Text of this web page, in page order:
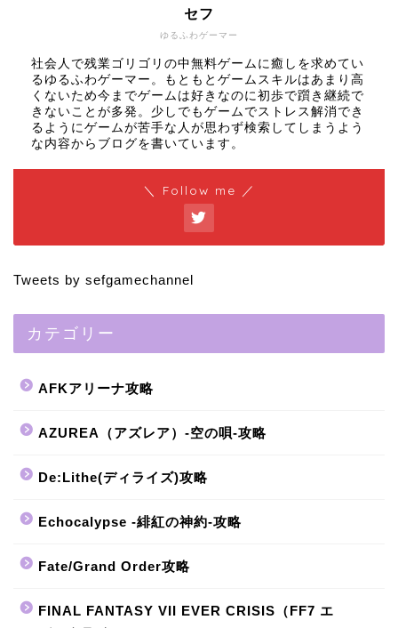
ゆるふわゲーマー
セフ
社会人で残業ゴリゴリの中無料ゲームに癒しを求めてい
るゆるふわゲーマー。もともとゲームスキルはあまり高
くないため今までゲームは好きなのに初歩で躓き継続で
きないことが多発。少しでもゲームでストレス解消でき
るようにゲームが苦手な人が思わず検索してしまうよう
な内容からブログを書いています。
＼ Follow me ／
Tweets by sefgamechannel
カテゴリー
AFKアリーナ攻略
AZUREA（アズレア）-空の唄-攻略
De:Lithe(ディライズ)攻略
Echocalypse -緋紅の神約-攻略
Fate/Grand Order攻略
FINAL FANTASY VII EVER CRISIS（FF7 エ